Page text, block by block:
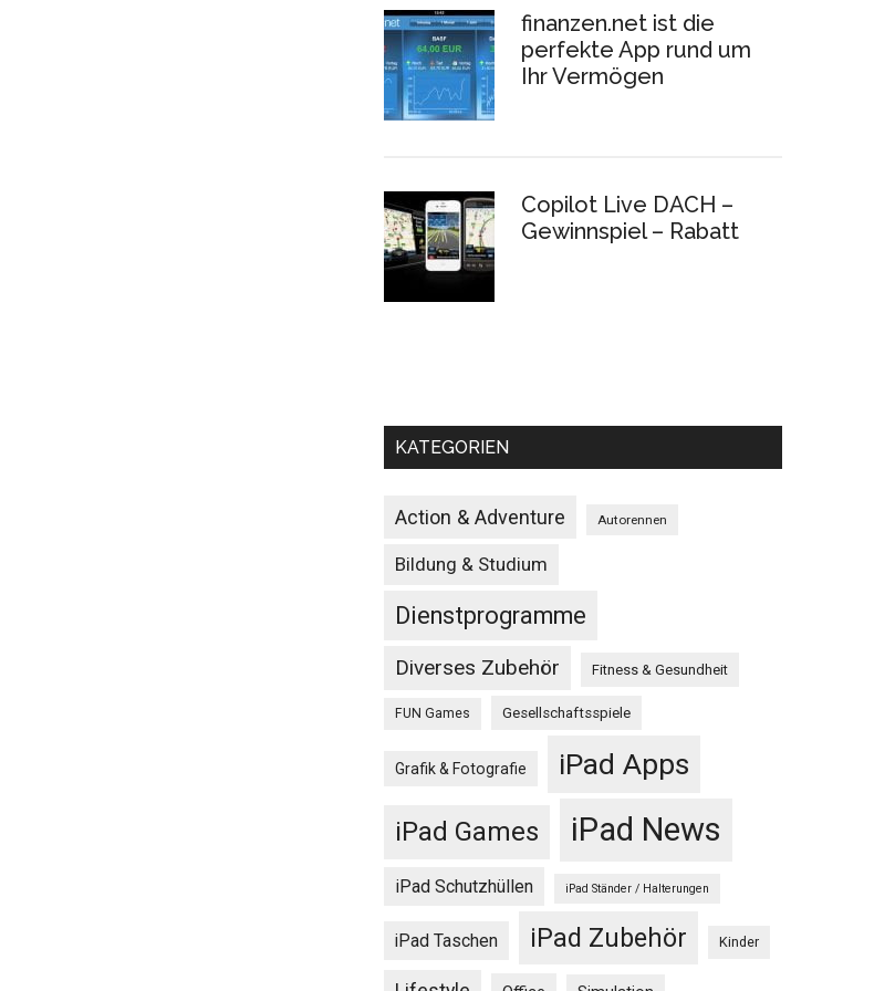
finanzen.net ist die
perfekte App rund um
Ihr Vermögen
Copilot Live DACH –
Gewinnspiel – Rabatt
KATEGORIEN
Action & Adventure Autorennen
Bildung & Studium
Dienstprogramme
Diverses Zubehör Fitness & Gesundheit
FUN Games Gesellschaftsspiele
Grafik & Fotografie iPad Apps
iPad Games iPad News
iPad Schutzhüllen iPad Ständer / Halterungen
iPad Taschen iPad Zubehör Kinder